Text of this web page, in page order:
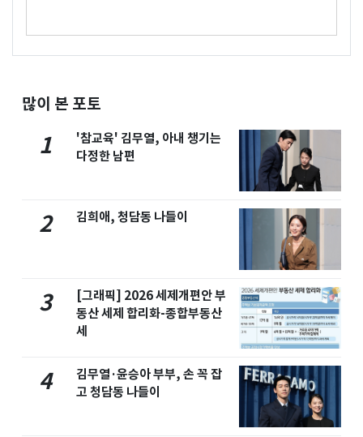
많이 본 포토
1
'참교육' 김무열, 아내 챙기는
다정한 남편
2 김희애, 청담동 나들이
3
[그래픽] 2026 세제개편안 부
동산 세제 합리화-종합부동산
세
4
김무열·윤승아 부부, 손 꼭 잡
고 청담동 나들이